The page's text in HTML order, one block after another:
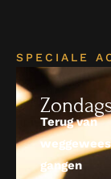
SPECIALE
Terug van
gangen